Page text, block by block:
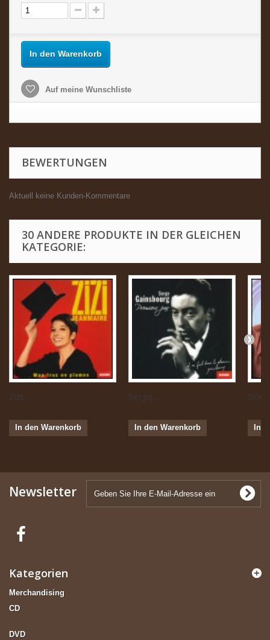
In den Warenkorb
Auf meine Wunschliste
BEWERTUNGEN
Aktuell keine Kunden-Kommentare
30 ANDERE PRODUKTE IN DER GLEICHEN
KATEGORIE:
Zizi...
In den Warenkorb
Serge...
In den Warenkorb In
Newsletter
Kategorien
Merchandising
CD
DVD